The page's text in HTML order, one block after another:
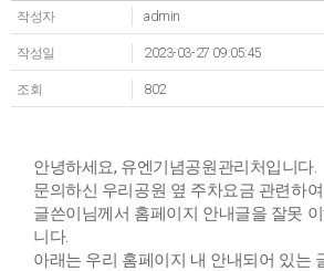
작성자 admin
작성일 2023-03-27 09:05:45
조회 802
안녕하세요, 유엔기념공원관리처입니다.
문의하신 우리공원 옆 주차요금 관련하
글쓴이님께서 홈페이지 안내글을 잘못
니다.
아래는 우리 홈페이지 내 안내되어 있는